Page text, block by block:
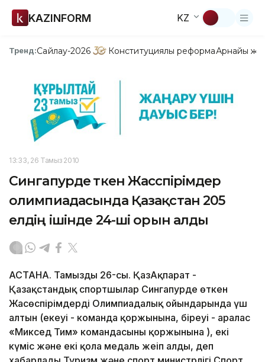
KAZINFORM KZ
Тренд:Сайлау-2026 Конституциялық реформаАрнайы
13:33, 26 Тамыз 2010
Сингапурде өткен Жасөспірімдер
олимпиадасында Қазақстан 205
елдің ішінде 24-ші орын алды
АСТАНА. Тамыздың 26-сы. ҚазАқпарат -
Қазақстандық спортшылар Сингапурде өткен
Жасөспірімдердің Олимпиадалық ойындарында үш
алтын (екеуі - команда қоржынына, біреуі - аралас
«Миксед Тим» командасының қоржынына ), екі
күміс және екі қола медаль жеңіп алды, деп